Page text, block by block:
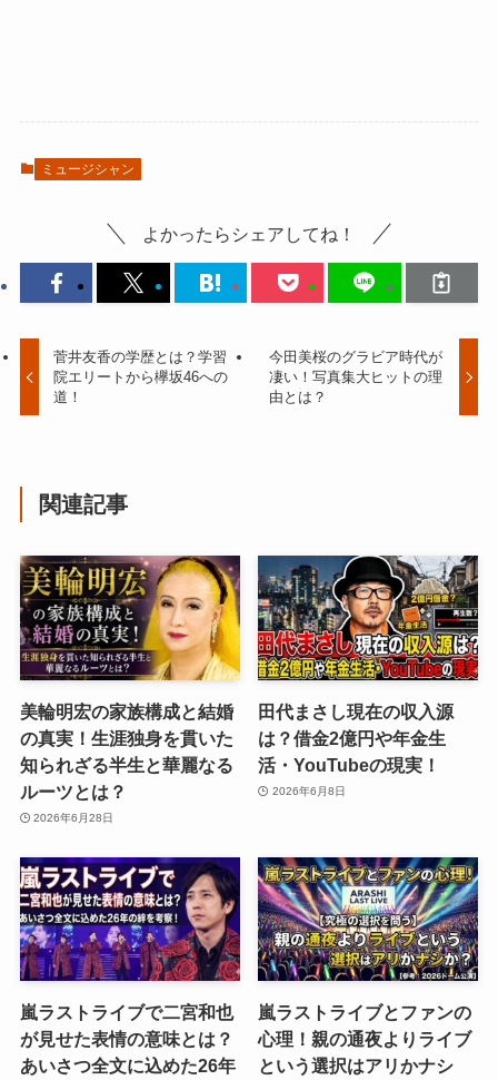
ミュージシャン
よかったらシェアしてね！
菅井友香の学歴とは？学習
院エリートから欅坂46への
道！
今田美桜のグラビア時代が
凄い！写真集大ヒットの理
由とは？
関連記事
美輪明宏の家族構成と結婚
の真実！生涯独身を貫いた
知られざる半生と華麗なる
ルーツとは？
2026年6月28日
田代まさし現在の収入源
は？借金2億円や年金生
活・YouTubeの現実！
2026年6月8日
嵐ラストライブで二宮和也
が見せた表情の意味とは？
あいさつ全文に込めた26年
嵐ラストライブとファンの
心理！親の通夜よりライブ
という選択はアリかナシ